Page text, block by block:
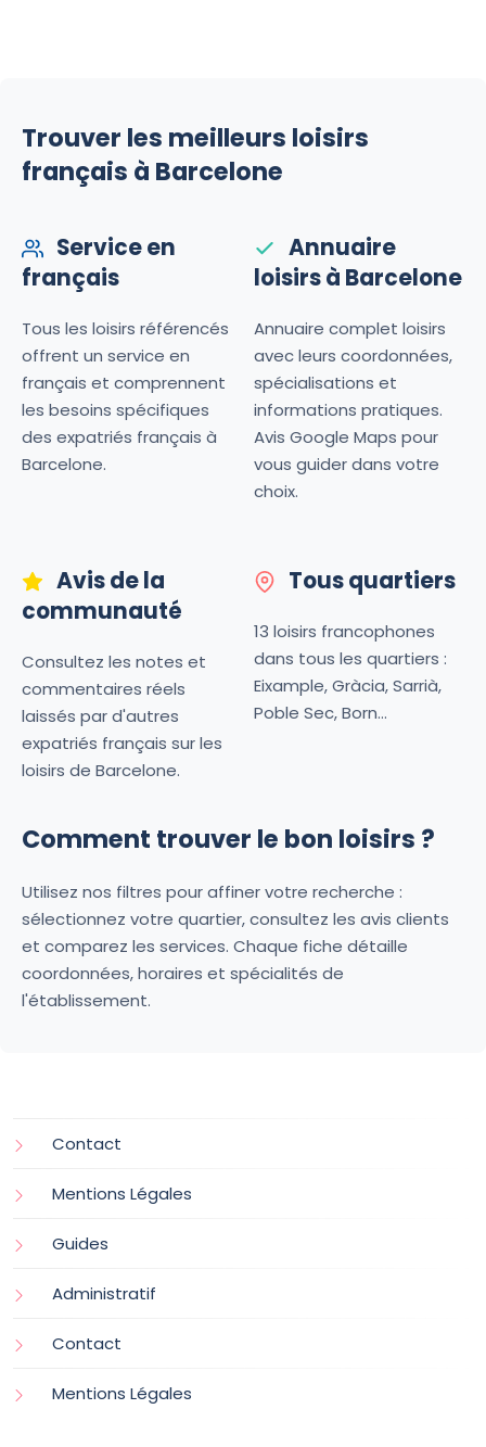
Trouver les meilleurs loisirs
français à Barcelone
Service en
français
Tous les loisirs référencés
offrent un service en
français et comprennent
les besoins spécifiques
des expatriés français à
Barcelone.
Annuaire
loisirs à Barcelone
Annuaire complet loisirs
avec leurs coordonnées,
spécialisations et
informations pratiques.
Avis Google Maps pour
vous guider dans votre
choix.
Avis de la
communauté
Consultez les notes et
commentaires réels
laissés par d'autres
expatriés français sur les
loisirs de Barcelone.
Tous quartiers
13 loisirs francophones
dans tous les quartiers :
Eixample, Gràcia, Sarrià,
Poble Sec, Born...
Comment trouver le bon loisirs ?
Utilisez nos filtres pour affiner votre recherche :
sélectionnez votre quartier, consultez les avis clients
et comparez les services. Chaque fiche détaille
coordonnées, horaires et spécialités de
l'établissement.
Contact
Mentions Légales
Guides
Administratif
Contact
Mentions Légales